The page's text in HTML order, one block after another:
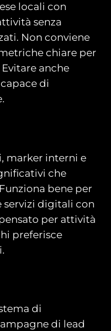
locali con
senza
Non conviene
chiare per
anche
di
marker interni e
che
bene per
servizi digitali con
per attività
preferisce
di
di lead